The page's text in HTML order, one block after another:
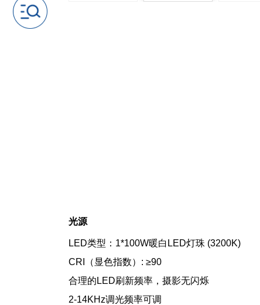
光源
LED类型：1*100W暖白LED灯珠 (3200K)
CRI（显色指数）: ≥90
合理的LED刷新频率，摄影无闪烁
2-14KHz调光频率可调